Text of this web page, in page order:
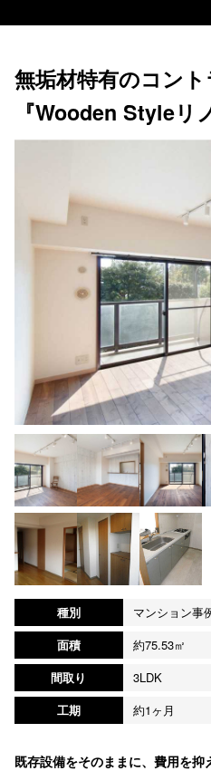
無垢材特有のコン
『Wooden Styleリ
種別
マンション事
面積
約75.53㎡
間取り
3LDK
工期
約1ヶ月
既存設備をそのままに、費用を抑